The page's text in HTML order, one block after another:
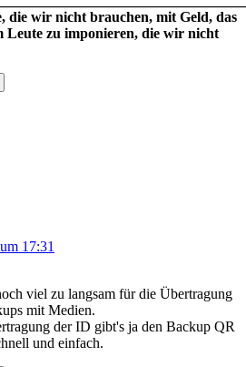
die wir nicht brauchen, mit Geld, das
Leute zu imponieren, die wir nicht
17:31
viel zu langsam für die Übertragung
mit Medien.
der ID gibt's ja den Backup QR
und einfach.